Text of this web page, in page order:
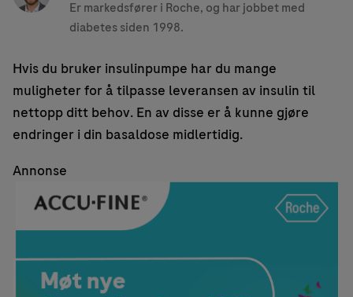
Er markedsfører i Roche, og har jobbet med
diabetes siden 1998.
Hvis du bruker insulinpumpe har du mange
muligheter for å tilpasse leveransen av insulin til
nettopp ditt behov. En av disse er å kunne gjøre
endringer i din basaldose midlertidig.
Annonse